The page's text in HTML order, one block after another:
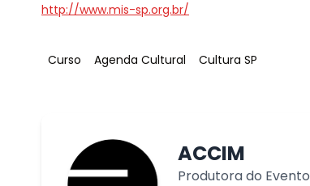
http://www.mis-sp.org.br/
Tag:
Curso Tag:
Agenda Cultural Tag:
Cultura SP
ACCIM
Produtora do Evento